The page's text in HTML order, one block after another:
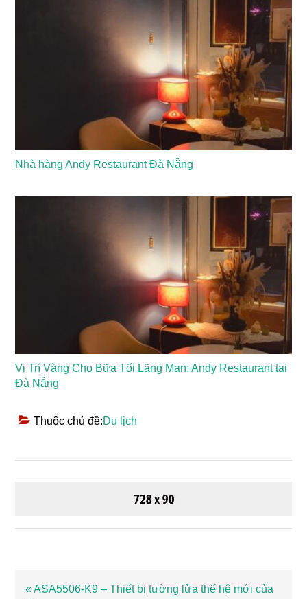
Nhà hàng Andy Restaurant Đà Nẵng
Vị Trí Vàng Cho Bữa Tối Lãng Mạn: Andy Restaurant tại
Đà Nẵng
Thuộc chủ đề:Du lịch
Bài
« ASA5506-K9 – Thiết bị tường lửa thế hệ mới của